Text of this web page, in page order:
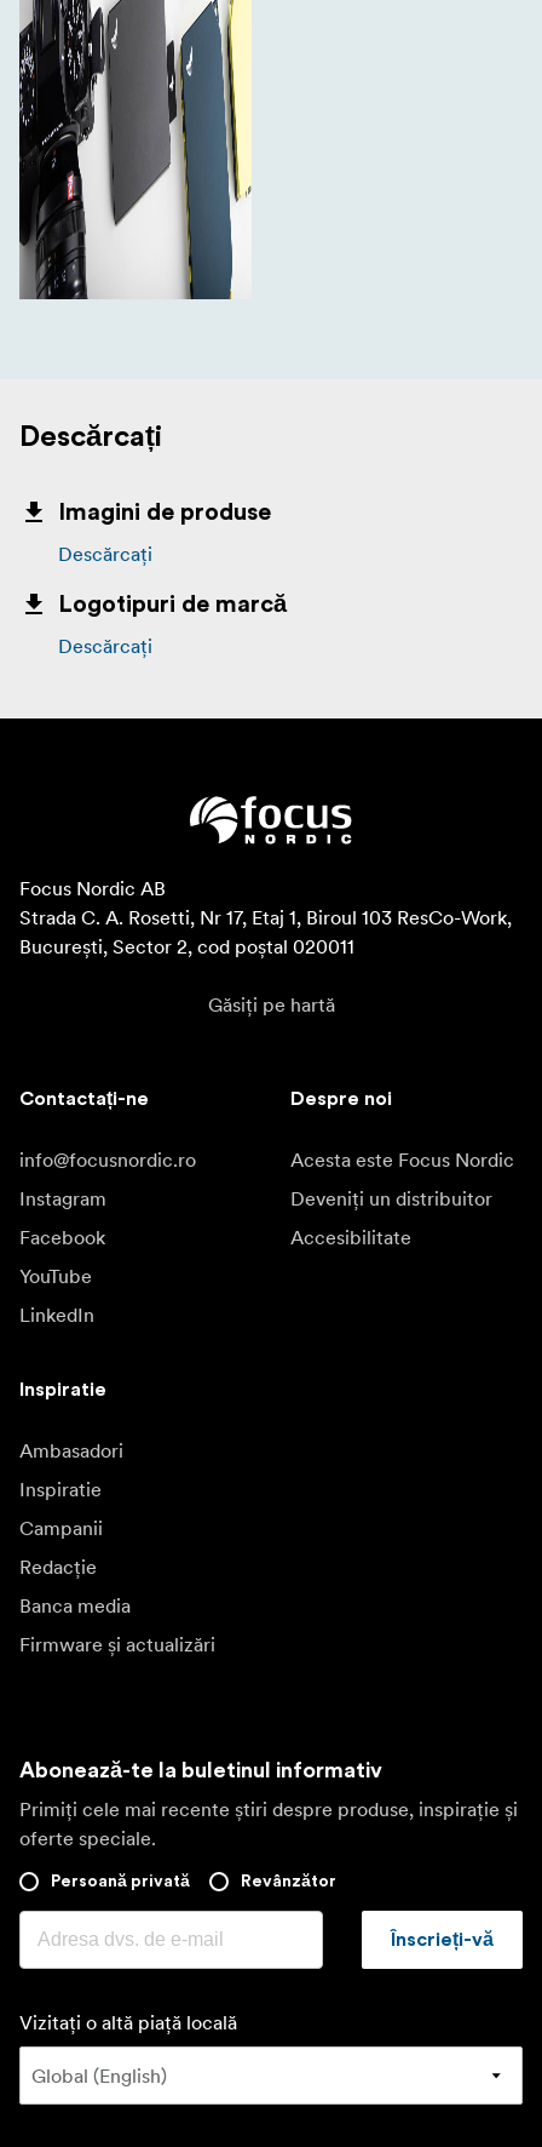
Descărcați
Imagini de produse
Descărcați
Logotipuri de marcă
Descărcați
Focus Nordic AB
Strada C. A. Rosetti, Nr 17, Etaj 1, Biroul 103 ResCo-Work,
București, Sector 2, cod poștal 020011
Găsiți pe hartă
Contactați-ne
info@focusnordic.ro
Instagram
Facebook
YouTube
LinkedIn
Despre noi
Acesta este Focus Nordic
Deveniți un distribuitor
Accesibilitate
Inspiratie
Ambasadori
Inspiratie
Campanii
Redacție
Banca media
Firmware și actualizări
Abonează-te la buletinul informativ
Primiți cele mai recente știri despre produse, inspirație și
oferte speciale.
Persoană privată Revânzător
Înscrieți-vă
Vizitați o altă piață locală